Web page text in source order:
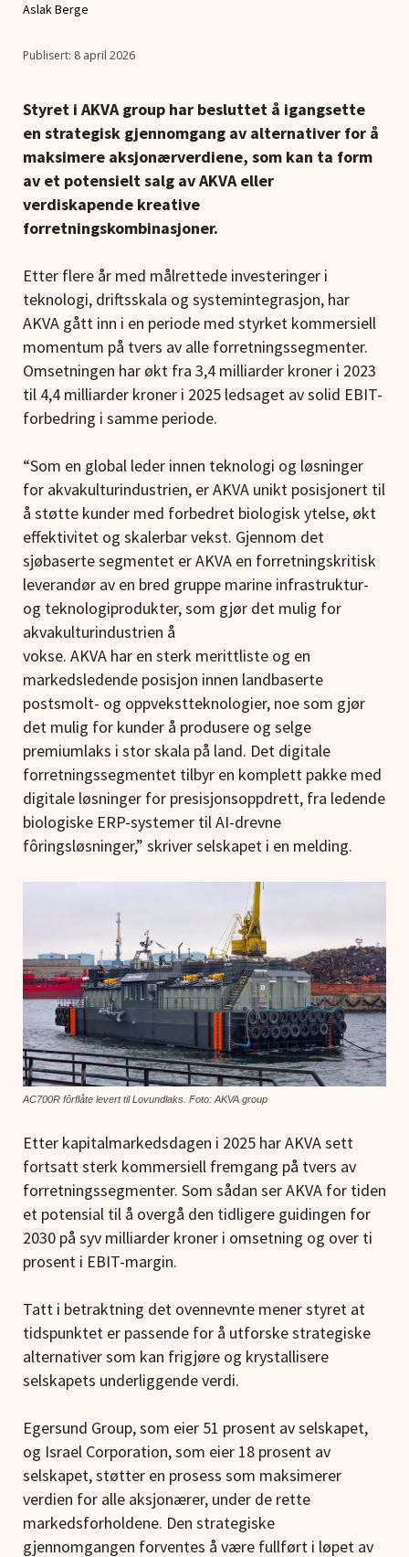
Aslak Berge
8 april 2026
Styret i AKVA group har besluttet å igangsette
en strategisk gjennomgang av alternativer for å
maksimere aksjonærverdiene, som kan ta form
av et potensielt salg av AKVA eller
verdiskapende kreative
forretningskombinasjoner.
Etter flere år med målrettede investeringer i
teknologi, driftsskala og systemintegrasjon, har
AKVA gått inn i en periode med styrket kommersiell
momentum på tvers av alle forretningssegmenter.
Omsetningen har økt fra 3,4 milliarder kroner i 2023
til 4,4 milliarder kroner i 2025 ledsaget av solid EBIT-
forbedring i samme periode.
“Som en global leder innen teknologi og løsninger
for akvakulturindustrien, er AKVA unikt posisjonert til
å støtte kunder med forbedret biologisk ytelse, økt
effektivitet og skalerbar vekst. Gjennom det
sjøbaserte segmentet er AKVA en forretningskritisk
leverandør av en bred gruppe marine infrastruktur-
og teknologiprodukter, som gjør det mulig for
akvakulturindustrien å
vokse. AKVA har en sterk merittliste og en
markedsledende posisjon innen landbaserte
postsmolt- og oppvekstteknologier, noe som gjør
det mulig for kunder å produsere og selge
premiumlaks i stor skala på land. Det digitale
forretningssegmentet tilbyr en komplett pakke med
digitale løsninger for presisjonsoppdrett, fra ledende
biologiske ERP-systemer til AI-drevne
fôringsløsninger,” skriver selskapet i en melding.
AC700R fôrflåte levert til Lovundlaks. Foto: AKVA group
Etter kapitalmarkedsdagen i 2025 har AKVA sett
fortsatt sterk kommersiell fremgang på tvers av
forretningssegmenter. Som sådan ser AKVA for tiden
et potensial til å overgå den tidligere guidingen for
2030 på syv milliarder kroner i omsetning og over ti
prosent i EBIT-margin.
Tatt i betraktning det ovennevnte mener styret at
tidspunktet er passende for å utforske strategiske
alternativer som kan frigjøre og krystallisere
selskapets underliggende verdi.
Egersund Group, som eier 51 prosent av selskapet,
og Israel Corporation, som eier 18 prosent av
selskapet, støtter en prosess som maksimerer
verdien for alle aksjonærer, under de rette
markedsforholdene. Den strategiske
gjennomgangen forventes å være fullført i løpet av